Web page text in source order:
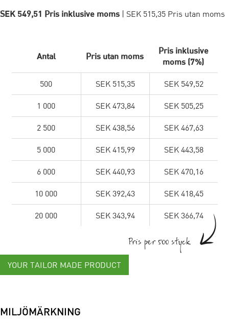
SEK 549,51 Pris inklusive moms | SEK 515,35 Pris utan moms
Antal Pris utan moms
Pris inklusive
moms (7%)
500 SEK 515,35 SEK 549,52
1 000 SEK 473,84 SEK 505,25
2 500 SEK 438,56 SEK 467,63
5 000 SEK 415,99 SEK 443,58
6 000 SEK 440,93 SEK 470,16
10 000 SEK 392,43 SEK 418,45
20 000 SEK 343,94 SEK 366,74
Pris per 500 styck
YOUR TAILOR MADE PRODUCT
MILJÖMÄRKNING